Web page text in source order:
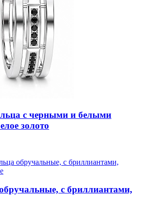
с черными и белыми
золото
с бриллиантами,